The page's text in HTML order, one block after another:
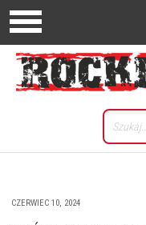
CZERWIEC 10, 2024